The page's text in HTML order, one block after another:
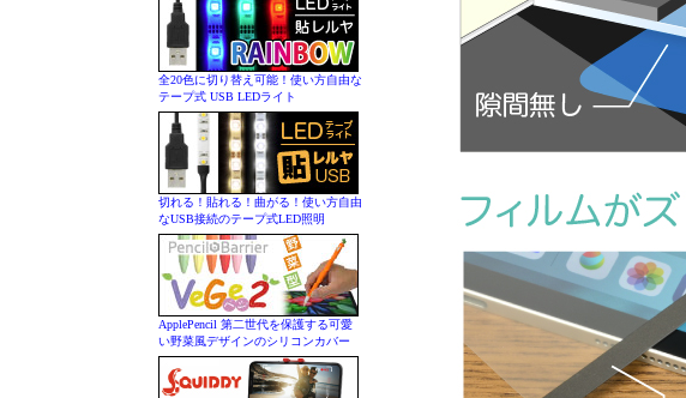
全20色に切り替え可能！使い方自由な
テープ式 USB LEDライト
切れる！貼れる！曲がる！使い方自由
なUSB接続のテープ式LED照明
ApplePencil 第二世代を保護する可愛
い野菜風デザインのシリコンカバー